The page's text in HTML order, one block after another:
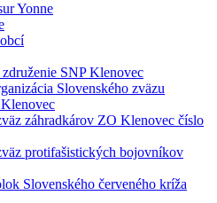
Yonne
SNP Klenovec
Slovenského zväzu
záhradkárov ZO Klenovec číslo
protifašistických bojovníkov
Slovenského červeného kríža